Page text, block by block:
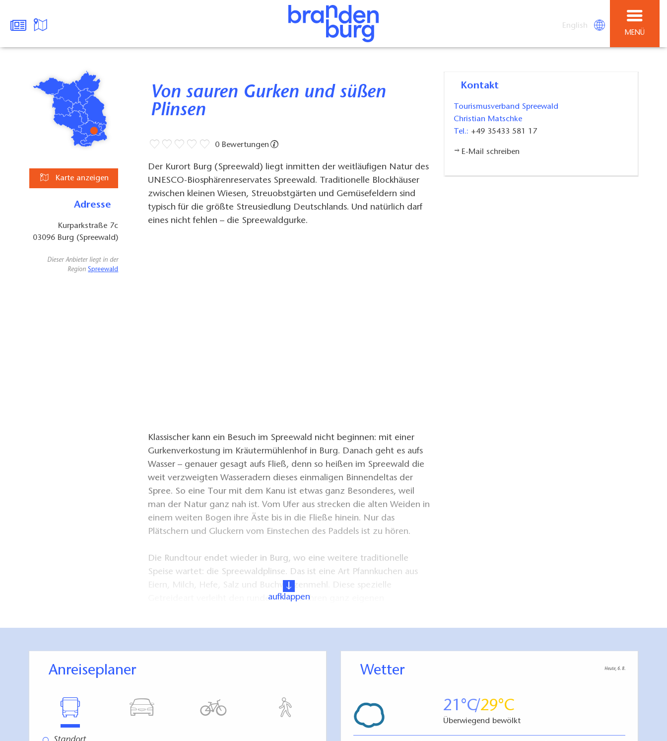
English
MENÜ
Karte anzeigen
Adresse
Kurparkstraße 7c
03096 Burg (Spreewald)
Dieser Anbieter liegt in der
RegionSpreewald
Von sauren Gurken und süßen
Plinsen
0 Bewertungen
Der Kurort Burg (Spreewald) liegt inmitten der weitläufigen Natur des
UNESCO-Biosphärenreservates Spreewald. Traditionelle Blockhäuser
zwischen kleinen Wiesen, Streuobstgärten und Gemüsefeldern sind
typisch für die größte Streusiedlung Deutschlands. Und natürlich darf
eines nicht fehlen – die Spreewaldgurke.
Klassischer kann ein Besuch im Spreewald nicht beginnen: mit einer
Gurkenverkostung im Kräutermühlenhof in Burg. Danach geht es aufs
Wasser – genauer gesagt aufs Fließ, denn so heißen im Spreewald die
weit verzweigten Wasseradern dieses einmaligen Binnendeltas der
Spree. So eine Tour mit dem Kanu ist etwas ganz Besonderes, weil
man der Natur ganz nah ist. Vom Ufer aus strecken die alten Weiden in
einem weiten Bogen ihre Äste bis in die Fließe hinein. Nur das
Plätschern und Gluckern vom Einstechen des Paddels ist zu hören.
Die Rundtour endet wieder in Burg, wo eine weitere traditionelle
Speise wartet: die Spreewaldplinse. Das ist eine Art Pfannkuchen aus
Eiern, Milch, Hefe, Salz und Buchweizenmehl. Diese spezielle
Getreideart verleiht den runden Plinsen ihren ganz eigenen
Butter bestrichen. Plinsen werden im Spreewald schon seit dem 14.
aufklappen
Kontakt
Tourismusverband Spreewald
Christian Matschke
Tel.: +49 35433 581 17
E-Mail schreiben
Anreiseplaner Wetter Heute, 6. 8.
21 29
Überwiegend bewölkt